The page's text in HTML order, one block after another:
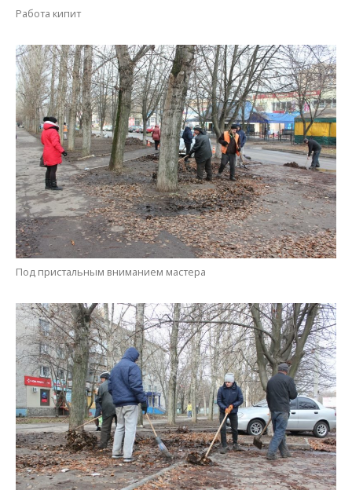
Под пристальным вниманием мастера
Бригада рабочих КП “Горавтодор-1”